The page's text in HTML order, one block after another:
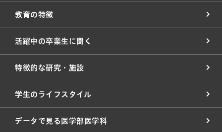
教育の特徴
活躍中の卒業生に聞く
特徴的な研究・施設
学生のライフスタイル
データで見る医学部医学科